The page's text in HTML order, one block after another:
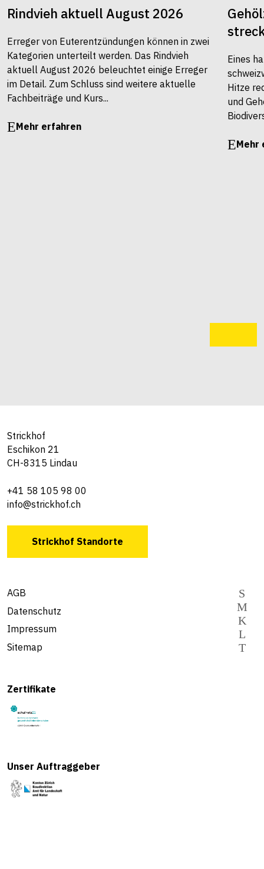
Rindvieh aktuell August 2026
Erreger von Euterentzündungen können in zwei
Kategorien unterteilt werden. Das Rindvieh
aktuell August 2026 beleuchtet einige Erreger
im Detail. Zum Schluss sind weitere aktuelle
Fachbeiträge und Kurs...
Mehr erfahren
Eines
Hitze
und
Mehr
Strickhof
Eschikon 21
CH-8315 Lindau
+41 58 105 98 00
info@strickhof.ch
Strickhof Standorte
AGB
Datenschutz
Impressum
Sitemap
Zertifikate
Unser Auftraggeber